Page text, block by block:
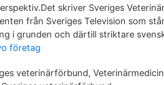
skriver Sveriges
från Sveriges Television som
i grunden och därtill striktare
företag
veterinärförbund,